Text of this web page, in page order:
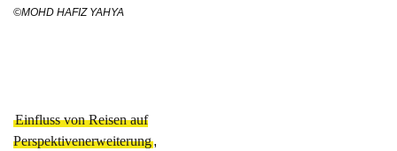
©MOHD HAFIZ YAHYA
Einfluss von Reisen auf
Perspektivenerweiterung,